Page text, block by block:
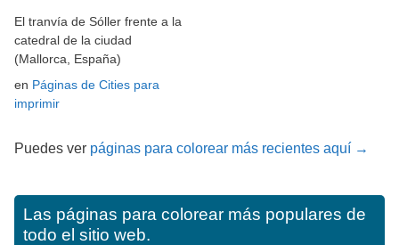
El tranvía de Sóller frente a la
catedral de la ciudad
(Mallorca, España)
en Páginas de Cities para
imprimir
Puedes ver páginas para colorear más recientes aquí →
Las páginas para colorear más populares de
todo el sitio web.